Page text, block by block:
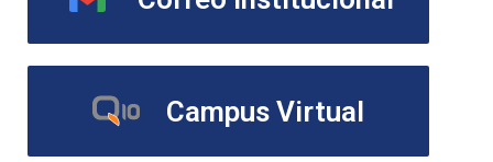
Campus Virtual